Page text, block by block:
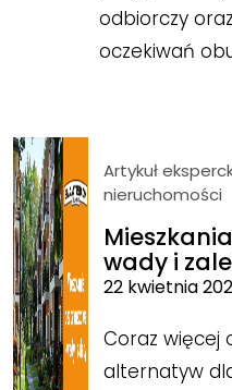
odbiorczy
oczekiwań
Artykuł
nieruchomości
wady i
22 kwietnia
Coraz więcej
alternatyw